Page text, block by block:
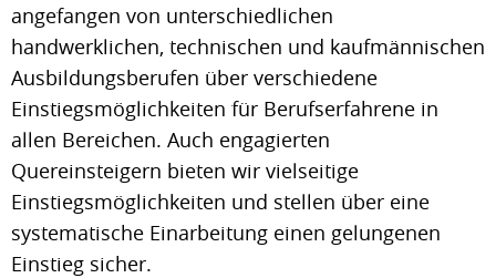
angefangen von unterschiedlichen
handwerklichen, technischen und kaufmännischen
Ausbildungsberufen über verschiedene
Einstiegsmöglichkeiten für Berufserfahrene in
allen Bereichen. Auch engagierten
Quereinsteigern bieten wir vielseitige
Einstiegsmöglichkeiten und stellen über eine
systematische Einarbeitung einen gelungenen
Einstieg sicher.